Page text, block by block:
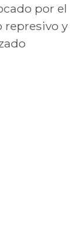
por el
represivo y